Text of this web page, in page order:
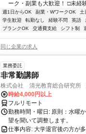
ーク・副業も大歓迎！ □未経
週1日からOK 副業・WワークOK 土
学生歓迎
転勤なし 経験不問 英語
ブランクOK
交通費支給 シフト制
同じ企業の求人
業務委託
非常勤講師
株式会社 清光教育総合研究所
時給4,000円以上
フルリモート
勤務時間・曜日: 原則：水曜
望を聞いて調整します。
仕事内容: 大学退官後の方が